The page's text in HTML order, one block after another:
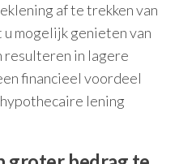
af te trekken van
u mogelijk genieten van
in lagere
financieel voordeel
lening